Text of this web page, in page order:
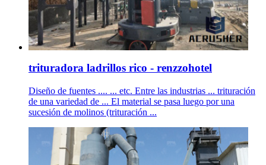
trituradora ladrillos rico - renzzohotel
Diseño de fuentes .... ... etc. Entre las industrias ... trituración
de una variedad de ... El material se pasa luego por una
sucesión de molinos (trituración ...